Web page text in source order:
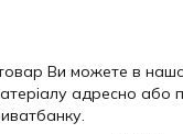
Ви можете в
адресно або